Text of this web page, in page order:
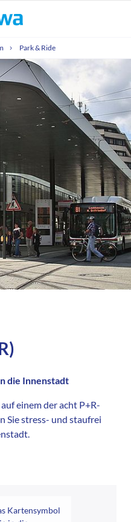
Park & Ride
die Innenstadt
einem der acht P+R-
Sie stress- und staufrei
Kartensymbol